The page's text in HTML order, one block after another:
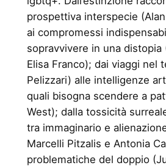
prospettiva interspecie
ai compromessi
sopravvivere in una distopia
Elisa Franco); dai viaggi nel
Pelizzari) alle intelligenze
quali bisogna scendere a
West); dalla tossicità
tra immaginario e
Marcelli Pitzalis e Antonia
problematiche del doppio